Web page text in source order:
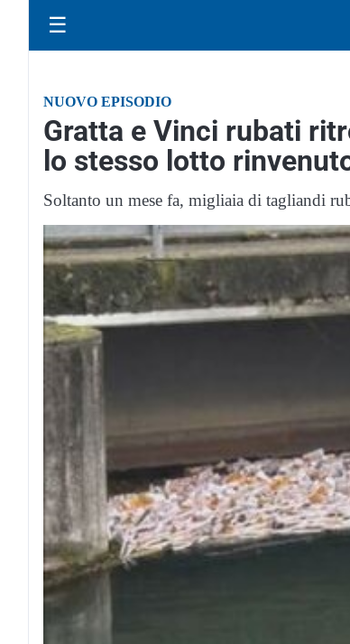
☰
NUOVO EPISODIO
Gratta e Vinci rubati
lo stesso lotto
Soltanto un mese fa, migliaia di tagliandi